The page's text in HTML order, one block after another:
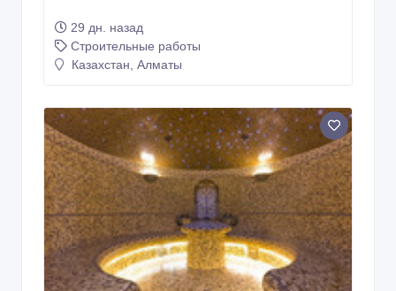
29 дн. назад
Строительные работы
Казахстан, Алматы